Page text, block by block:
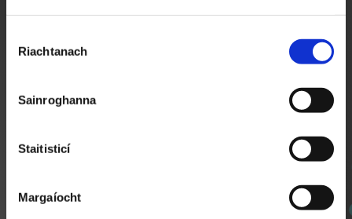
Toilithe
Riachtanach
Sainroghanna
Staitisticí
Margaíocht